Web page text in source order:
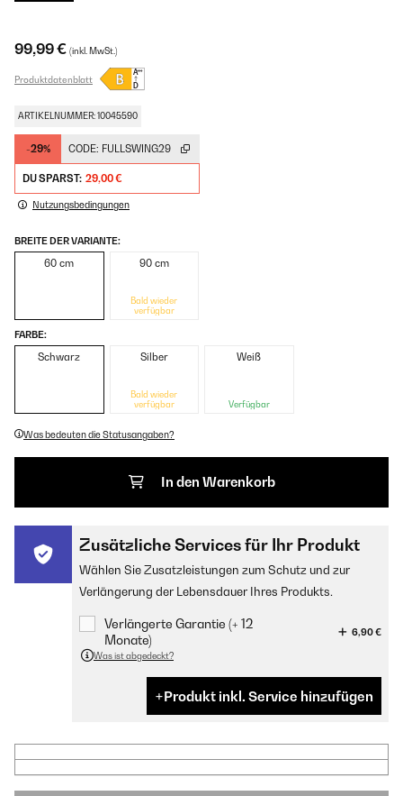
99,99 € (inkl. MwSt.)
Produktdatenblatt
ARTIKELNUMMER: 10045590
-29% CODE: FULLSWING29
DU SPARST: 29,00 €
Nutzungsbedingungen
BREITE DER VARIANTE:
60 cm 90 cm
Bald wieder
verfügbar
FARBE:
Schwarz Silber
Bald wieder
verfügbar
Weiß
Verfügbar
Was bedeuten die Statusangaben?
In den Warenkorb
Zusätzliche Services für Ihr Produkt
Wählen Sie Zusatzleistungen zum Schutz und zur
Verlängerung der Lebensdauer Ihres Produkts.
Verlängerte Garantie (+ 12
Monate)
6,90 €
Was ist abgedeckt?
Produkt inkl. Service hinzufügen